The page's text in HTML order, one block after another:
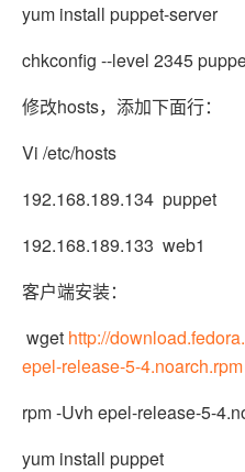
yum install puppet-server
chkconfig --level 2345
修改hosts，添加下面行：
Vi /etc/hosts
192.168.189.134 puppet
192.168.189.133 web1
客户端安装：
wget http://
epel-release-5-4.noarch.rpm
rpm -Uvh epel-release-5-
yum install puppet